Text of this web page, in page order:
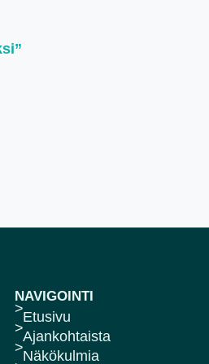
NAVIGOINTI
Etusivu
Ajankohtaista
Näkökulmia